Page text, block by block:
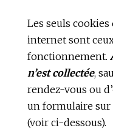
Les seuls
internet sont
fonctionnement.
n’est collectée,
rendez-vous ou
un formulaire
(voir ci-dessous).